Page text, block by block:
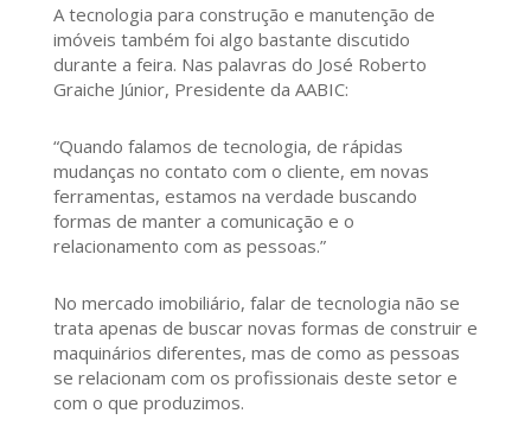
A tecnologia para construção e manutenção de
imóveis também foi algo bastante discutido
durante a feira. Nas palavras do José Roberto
Graiche Júnior, Presidente da AABIC:
“Quando falamos de tecnologia, de rápidas
mudanças no contato com o cliente, em novas
ferramentas, estamos na verdade buscando
formas de manter a comunicação e o
relacionamento com as pessoas.”
No mercado imobiliário, falar de tecnologia não se
trata apenas de buscar novas formas de construir e
maquinários diferentes, mas de como as pessoas
se relacionam com os profissionais deste setor e
com o que produzimos.